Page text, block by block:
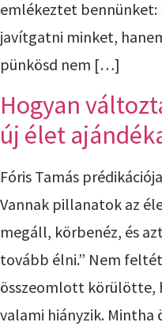
emlékeztet
javítgatni minket,
pünkösd nem […]
Hogyan
új élet
Fóris Tamás
Vannak pillanatok az
megáll, körbenéz, és
tovább élni.” Nem
összeomlott körülötte,
valami hiányzik. Mintha